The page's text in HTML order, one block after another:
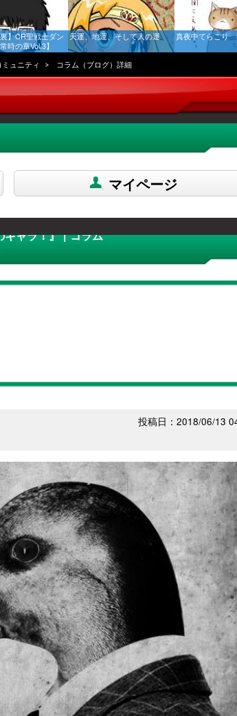
裏】CR聖戦士ダン
時の章Vol.3】
天運、地運、そして人の運 真夜中てらこり
ュニティ コラム（ブログ）詳細
マイページ
キャラ！』 | コラム
投稿日：2018/06/13